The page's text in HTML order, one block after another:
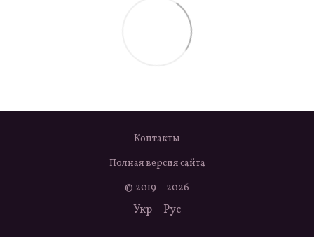
Контакты
Полная версия сайта
© 2019—2026
Укр Рус